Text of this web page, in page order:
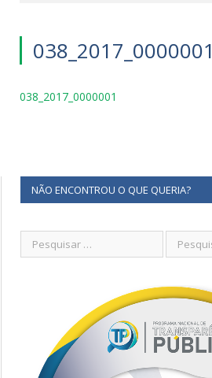
038_2017_0000001
038_2017_0000001
NÃO ENCONTROU O QUE QUERIA?